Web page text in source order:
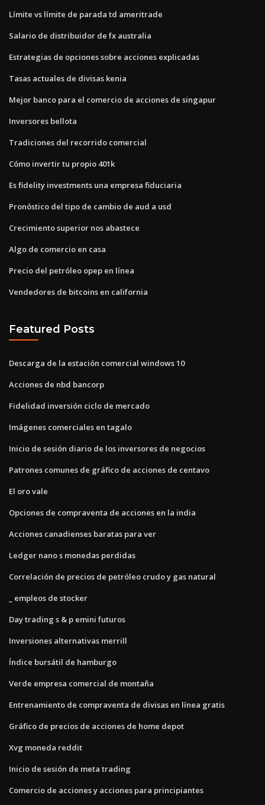
Límite vs límite de parada td ameritrade
Salario de distribuidor de fx australia
Estrategias de opciones sobre acciones explicadas
Tasas actuales de divisas kenia
Mejor banco para el comercio de acciones de singapur
Inversores bellota
Tradiciones del recorrido comercial
Cómo invertir tu propio 401k
Es fidelity investments una empresa fiduciaria
Pronóstico del tipo de cambio de aud a usd
Crecimiento superior nos abastece
Algo de comercio en casa
Precio del petróleo opep en línea
Vendedores de bitcoins en california
Featured Posts
Descarga de la estación comercial windows 10
Acciones de nbd bancorp
Fidelidad inversión ciclo de mercado
Imágenes comerciales en tagalo
Inicio de sesión diario de los inversores de negocios
Patrones comunes de gráfico de acciones de centavo
El oro vale
Opciones de compraventa de acciones en la india
Acciones canadienses baratas para ver
Ledger nano s monedas perdidas
Correlación de precios de petróleo crudo y gas natural
_ empleos de stocker
Day trading s & p emini futuros
Inversiones alternativas merrill
Índice bursátil de hamburgo
Verde empresa comercial de montaña
Entrenamiento de compraventa de divisas en línea gratis
Gráfico de precios de acciones de home depot
Xvg moneda reddit
Inicio de sesión de meta trading
Comercio de acciones y acciones para principiantes